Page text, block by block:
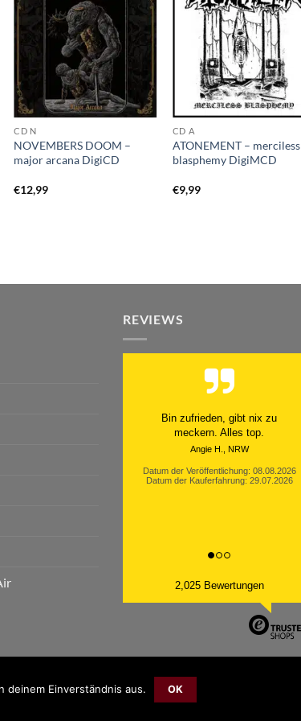
CD N
NOVEMBERS DOOM –
major arcana DigiCD
€12,99
CD A
ATONEMENT – merciless
blasphemy DigiMCD
€9,99
REVIEWS
Schnell. Zuverlässig. Klasse.
Datum der Kauferfahrung: 29.07.2026
2,025 Bewertungen
PayPal
Bank
Cash
Sepa
deinem Einverständnis aus. OK